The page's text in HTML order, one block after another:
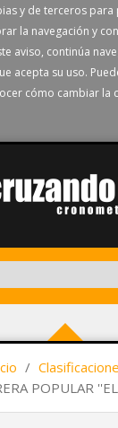
y de terceros
la navegación y
aviso, continúa
acepta su uso.
cómo cambiar la
/
POPULAR